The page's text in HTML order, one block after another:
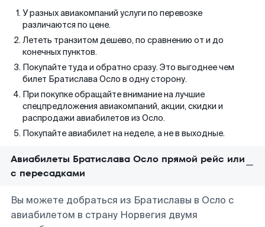
У разных авиакомпаний услуги по перевозке
различаются по цене.
Лететь транзитом дешево, по сравнению от и до
конечных пунктов.
Покупайте туда и обратно сразу. Это выгоднее чем
билет Братислава Осло в одну сторону.
При покупке обращайте внимание на лучшие
спецпредложения авиакомпаний, акции, скидки и
распродажи авиабилетов из Осло.
Покупайте авиабилет на неделе, а не в выходные.
Авиабилеты Братислава Осло прямой рейс или
с пересадками
Вы можете добраться из Братиславы в Осло с
авиабилетом в страну Норвегия двумя